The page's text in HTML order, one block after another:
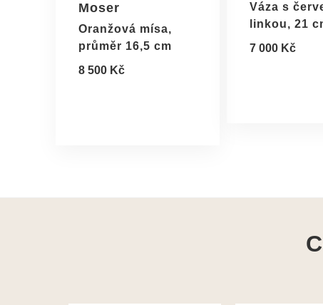
Moser
Oranžová mísa,
průměr 16,5 cm
8 500 Kč
Váza s
linkou, 21
7 000 Kč